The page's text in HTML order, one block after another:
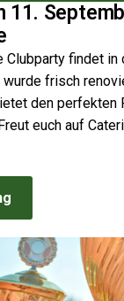
11.
Clubparty findet in
frisch
den perfekten
euch auf